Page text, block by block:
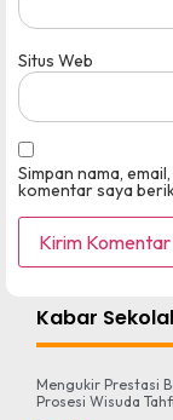
Situs Web
Simpan nama,
komentar saya
Kabar
Mengukir Prestasi
Prosesi Wisuda